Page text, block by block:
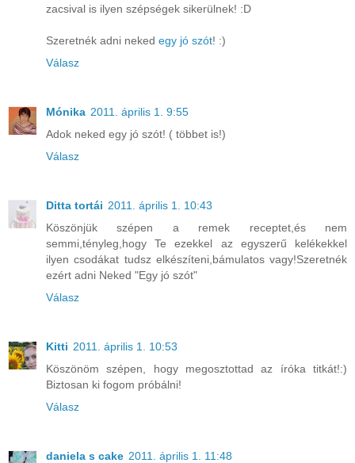
zacsival is ilyen szépségek sikerülnek! :D
Szeretnék adni neked egy jó szót! :)
Válasz
Mónika 2011. április 1. 9:55
Adok neked egy jó szót! ( többet is!)
Válasz
Ditta tortái 2011. április 1. 10:43
Köszönjük szépen a remek receptet,és nem
semmi,tényleg,hogy Te ezekkel az egyszerű kelékekkel
ilyen csodákat tudsz elkészíteni,bámulatos vagy!Szeretnék
ezért adni Neked "Egy jó szót"
Válasz
Kitti 2011. április 1. 10:53
Köszönöm szépen, hogy megosztottad az íróka titkát!:)
Biztosan ki fogom próbálni!
Válasz
daniela s cake 2011. április 1. 11:48